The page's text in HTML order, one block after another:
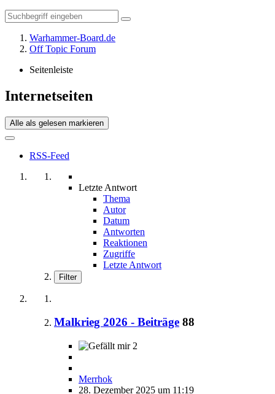
Warhammer-Board.de
Off Topic Forum
Seitenleiste
Internetseiten
Alle als gelesen markieren
RSS-Feed
Letzte Antwort
Thema
Autor
Datum
Antworten
Reaktionen
Zugriffe
Letzte Antwort
Filter
Malkrieg 2026 - Beiträge 88
2
Merrhok
28. Dezember 2025 um 11:19